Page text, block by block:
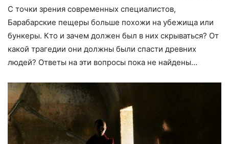
С точки зрения современных специалистов,
Барабарские пещеры больше похожи на убежища или
бункеры. Кто и зачем должен был в них скрываться? От
какой трагедии они должны были спасти древних
людей? Ответы на эти вопросы пока не найдены…